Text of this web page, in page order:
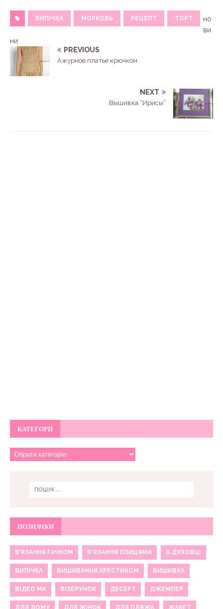
ВИПІЧКА МОРКОВЬ РЕЦЕПТ ТОРТ
но
ви
ни
PREVIOUS
Ажурное платье крючком
NEXT
Вышивка “Ирисы”
КАТЕГОРІЇ
ПОЗНАЧКИ
В'ЯЗАННЯ ГАЧКОМ В'ЯЗАННЯ СПИЦЯМИ В ДУХОВЦІ
ВИПІЧКА ВИШИВАННЯ ХРЕСТИКОМ ВИШИВКА
ВІДЕО МК ВІЗЕРУНОК ДЕСЕРТ ДЖЕМПЕР
ДЛЯ ДОМУ ДЛЯ ЖІНОК ДЛЯ ПЛЯЖА ЖАКЕТ